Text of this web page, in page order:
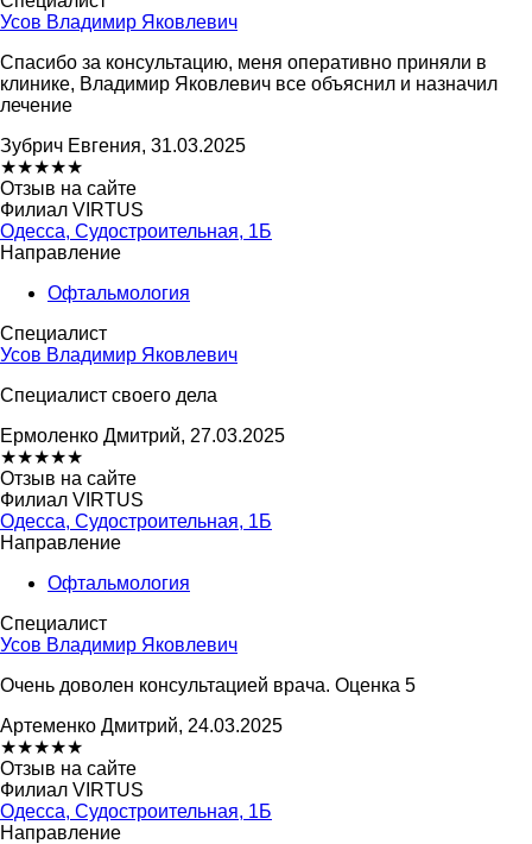
Усов Владимир Яковлевич
Спасибо за консультацию, меня оперативно приняли в
клинике, Владимир Яковлевич все объяснил и назначил
лечение
Зубрич Евгения, 31.03.2025
★★★★★
Отзыв на сайте
Филиал VIRTUS
Одесса, Судостроительная, 1Б
Направление
Офтальмология
Специалист
Усов Владимир Яковлевич
Специалист своего дела
Ермоленко Дмитрий, 27.03.2025
★★★★★
Отзыв на сайте
Филиал VIRTUS
Одесса, Судостроительная, 1Б
Направление
Офтальмология
Специалист
Усов Владимир Яковлевич
Очень доволен консультацией врача. Оценка 5
Артеменко Дмитрий, 24.03.2025
★★★★★
Отзыв на сайте
Филиал VIRTUS
Одесса, Судостроительная, 1Б
Направление